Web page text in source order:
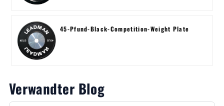
45-Pfund-Black-Competition-Weight Plate
Verwandter Blog